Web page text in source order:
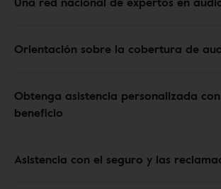
Orientación sobre la cobertura de
Obtenga asistencia personalizada
beneficio
Asistencia con el seguro y las